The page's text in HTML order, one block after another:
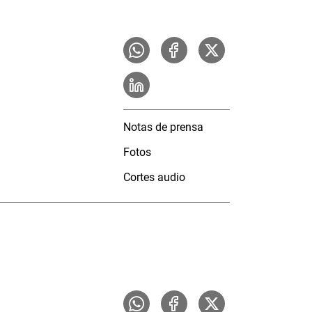
Notas de prensa
Fotos
Cortes audio